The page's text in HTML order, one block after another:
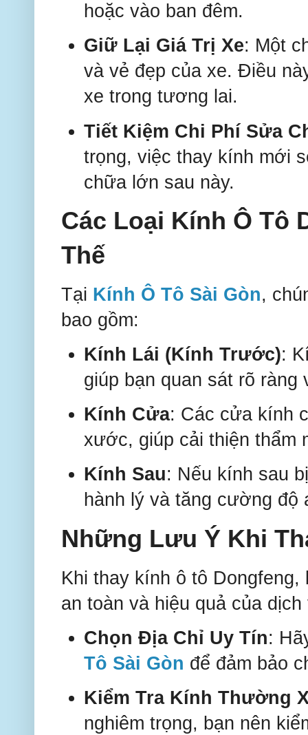
hoặc vào ban đêm.
Giữ Lại Giá Trị Xe: Một
và vẻ đẹp của xe. Điều
xe trong tương lai.
Tiết Kiệm Chi Phí Sửa
trọng, việc thay kính mới
chữa lớn sau này.
Các Loại Kính Ô Tô
Thế
Tại Kính Ô Tô Sài Gòn,
bao gồm:
Kính Lái (Kính Trước):
giúp bạn quan sát rõ ràng
Kính Cửa: Các cửa kính
xước, giúp cải thiện thẩm
Kính Sau: Nếu kính sau
hành lý và tăng cường độ
Những Lưu Ý Khi
Khi thay kính ô tô
an toàn và hiệu quả của dịch
Chọn Địa Chỉ Uy Tín:
Tô Sài Gòn để đảm bảo
Kiểm Tra Kính Thường
nghiêm trọng, bạn nên